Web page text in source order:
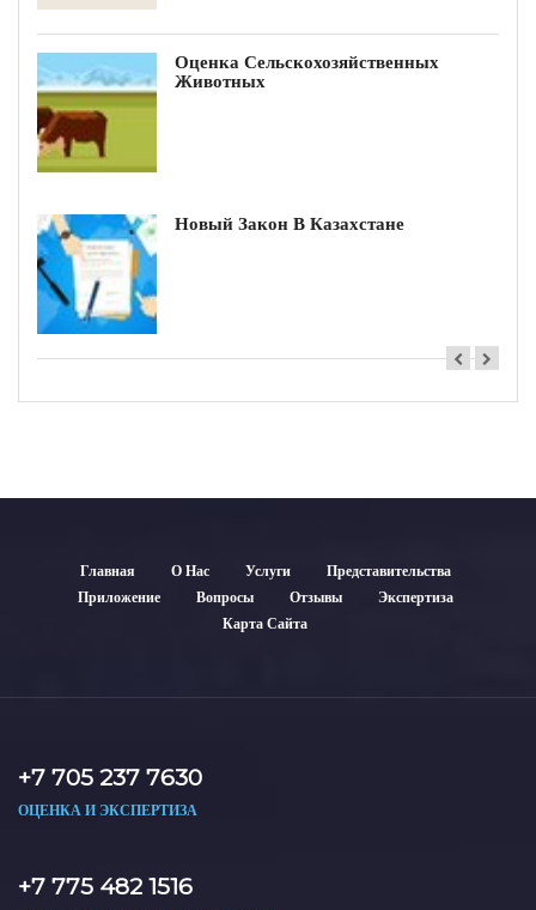
В Казахстане
Кадастровая
Главная О Нас Услуги
Представительства
Приложение
Вопросы Отзывы
Экспертиза
Карта Сайта
+7 705 237 7630
ОЦЕНКА И ЭКСПЕРТИЗА
+7 775 482 1516